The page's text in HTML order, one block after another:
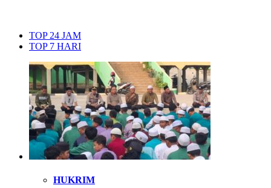
TOP 24 JAM
TOP 7 HARI
HUKRIM